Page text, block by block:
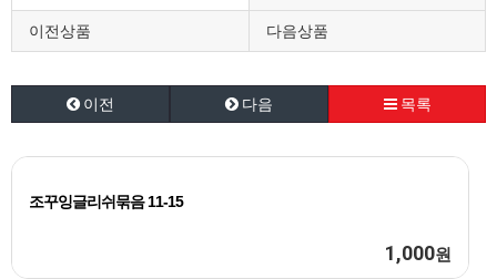
이전상품 다음상품
이전 다음 목록
조꾸잉글리쉬묶음 11-15
1,000원